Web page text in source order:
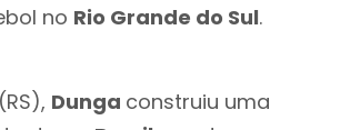
no Rio Grande do Sul.
(RS), Dunga construiu uma